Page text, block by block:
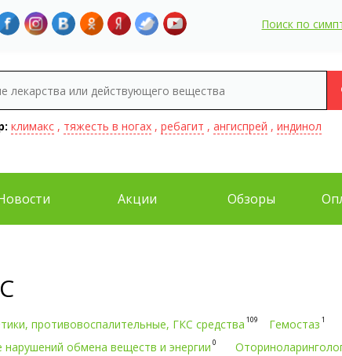
Поиск по
климакс, тяжесть в ногах, ребагит , ангиспрей , индинол
Акции Обзоры
противовоспалительные, ГКС средства 109 Гемостаз 1
нарушений обмена веществ и энергии 0